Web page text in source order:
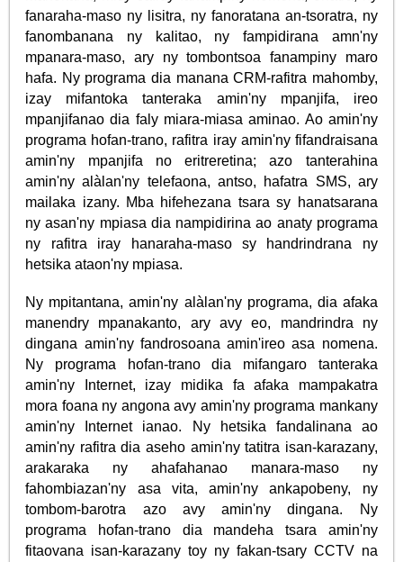
fanaraha-maso ny lisitra, ny fanoratana an-tsoratra, ny
fanombanana ny kalitao, ny fampidirana amn'ny
mpanara-maso, ary ny tombontsoa fanampiny maro
hafa. Ny programa dia manana CRM-rafitra mahomby,
izay mifantoka tanteraka amin'ny mpanjifa, ireo
mpanjifanao dia faly miara-miasa aminao. Ao amin'ny
programa hofan-trano, rafitra iray amin'ny fifandraisana
amin'ny mpanjifa no eritreretina; azo tanterahina
amin'ny alàlan'ny telefaona, antso, hafatra SMS, ary
mailaka izany. Mba hifehezana tsara sy hanatsarana
ny asan'ny mpiasa dia nampidirina ao anaty programa
ny rafitra iray hanaraha-maso sy handrindrana ny
hetsika ataon'ny mpiasa.
Ny mpitantana, amin'ny alàlan'ny programa, dia afaka
manendry mpanakanto, ary avy eo, mandrindra ny
dingana amin'ny fandrosoana amin'ireo asa nomena.
Ny programa hofan-trano dia mifangaro tanteraka
amin'ny Internet, izay midika fa afaka mampakatra
mora foana ny angona avy amin'ny programa mankany
amin'ny Internet ianao. Ny hetsika fandalinana ao
amin'ny rafitra dia aseho amin'ny tatitra isan-karazany,
arakaraka ny ahafahanao manara-maso ny
fahombiazan'ny asa vita, amin'ny ankapobeny, ny
tombom-barotra azo avy amin'ny dingana. Ny
programa hofan-trano dia mandeha tsara amin'ny
fitaovana isan-karazany toy ny fakan-tsary CCTV na